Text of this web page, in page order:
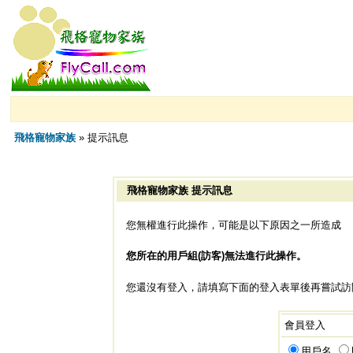
飛格寵物家族 » 提示訊息
飛格寵物家族 提示訊息
您無權進行此操作，可能是以下原因之一所造成
您所在的用戶組(訪客)無法進行此操作。
您還沒有登入，請填寫下面的登入表單後再嘗試訪
會員登入